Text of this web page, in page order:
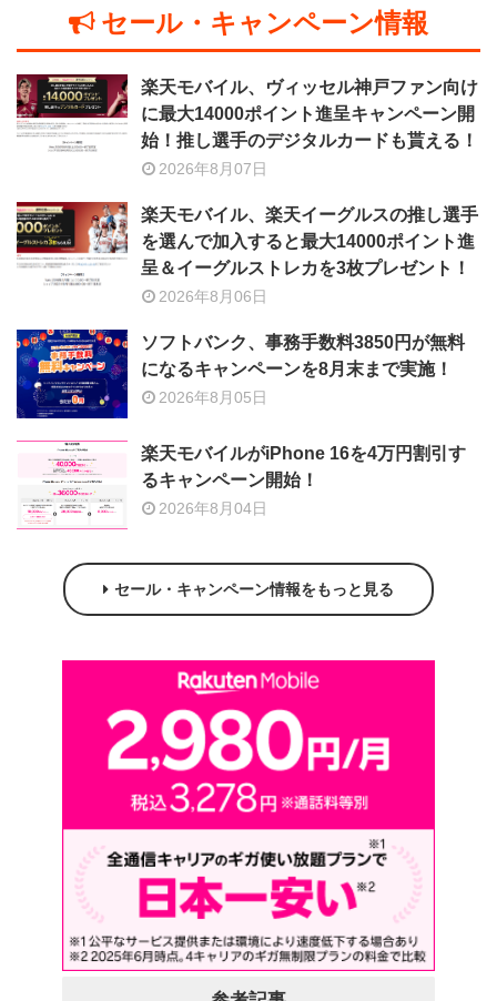
セール・キャンペーン情報
楽天モバイル、ヴィッセル神戸ファン向け
に最大14000ポイント進呈キャンペーン開
始！推し選手のデジタルカードも貰える！
2026年8月07日
楽天モバイル、楽天イーグルスの推し選手
を選んで加入すると最大14000ポイント進
呈＆イーグルストレカを3枚プレゼント！
2026年8月06日
ソフトバンク、事務手数料3850円が無料
になるキャンペーンを8月末まで実施！
2026年8月05日
楽天モバイルがiPhone 16を4万円割引す
るキャンペーン開始！
2026年8月04日
セール・キャンペーン情報をもっと見る